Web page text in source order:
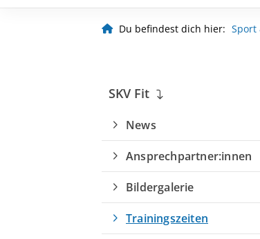
Du befindest dich hier: Sport
SKV Fit
News
Ansprechpartner:innen
Bildergalerie
Trainingszeiten